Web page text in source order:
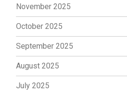
November 2025
October 2025
September 2025
August 2025
July 2025